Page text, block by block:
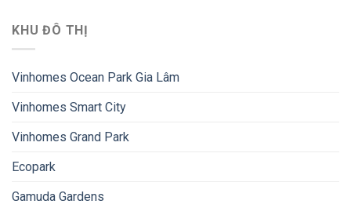
KHU ĐÔ THỊ
Vinhomes Ocean Park Gia Lâm
Vinhomes Smart City
Vinhomes Grand Park
Ecopark
Gamuda Gardens